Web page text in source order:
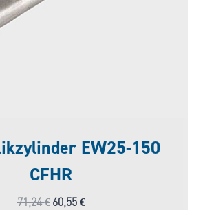
EW25-150
CFHR
71,24€ Ursprünglicher
60,55 €Aktueller